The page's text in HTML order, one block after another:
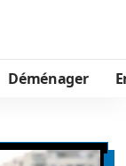
Déménager